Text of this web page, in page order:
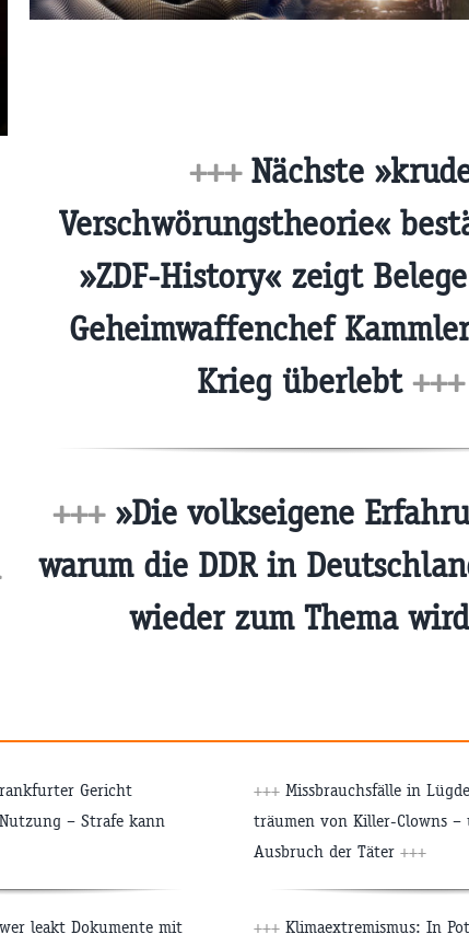
+++Nächste
Verschwörungstheorie«
»ZDF-History« zeigt
Geheimwaffenchef
Krieg überlebt +++
+++»Die volkseigene
warum die DDR in
wieder zum Thema
Gericht
– Strafe kann
leakt Dokumente mit
+++ Missbrauchsfälle in
träumen von Killer-Clowns
Ausbruch der Täter +++
+++ Klimaextremismus: In